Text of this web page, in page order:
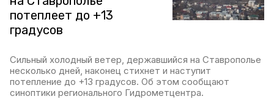
потеплеет до +13
градусов
Сильный холодный ветер, державшийся на Ставрополье
несколько дней, наконец стихнет и наступит
потепление до +13 градусов. Об этом сообщают
синоптики регионального Гидрометцентра.